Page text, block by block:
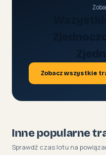
Zobacz wszystkie
Inne popularne
Sprawdź czas lotu na